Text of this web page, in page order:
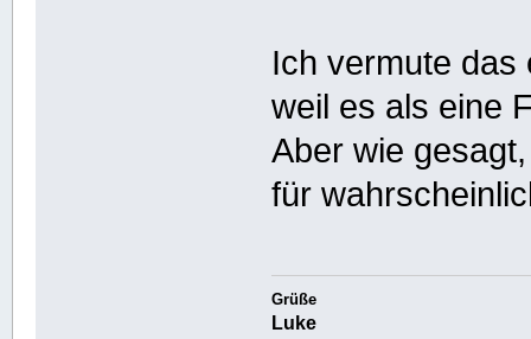
Ich vermute das
weil es als eine
Aber wie
für
Grüße
Luke